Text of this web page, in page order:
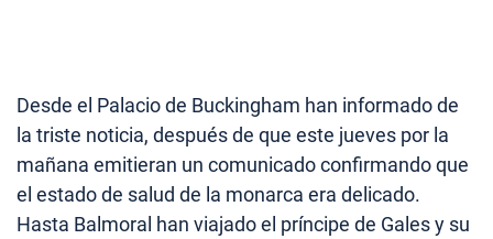
Desde el Palacio de Buckingham han informado de
la triste noticia, después de que este jueves por la
mañana emitieran un comunicado confirmando que
el estado de salud de la monarca era delicado.
Hasta Balmoral han viajado el príncipe de Gales y su